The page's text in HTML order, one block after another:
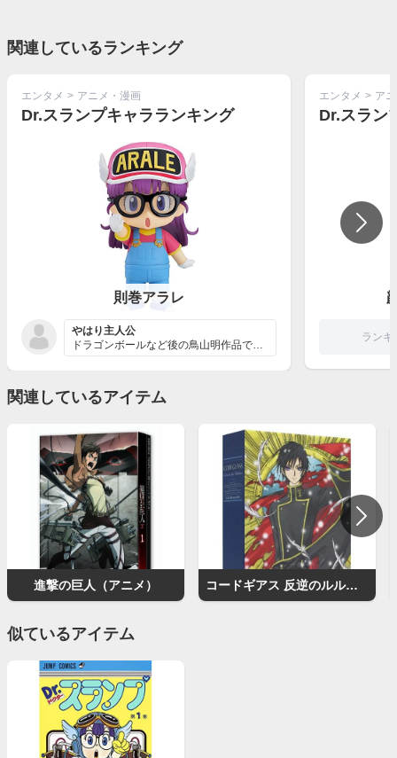
関連しているランキング
エンタメ > アニメ・漫画
Dr.スランプキャラランキング
則巻アラレ
やはり主人公
ドラゴンボールなど後の鳥山明作品で顕著になっていく傾向...
エンタメ > ア
ランキ
関連しているアイテム
進撃の巨人（アニメ） コードギアス 反逆のルルーシュ（アニメ）
似ているアイテム